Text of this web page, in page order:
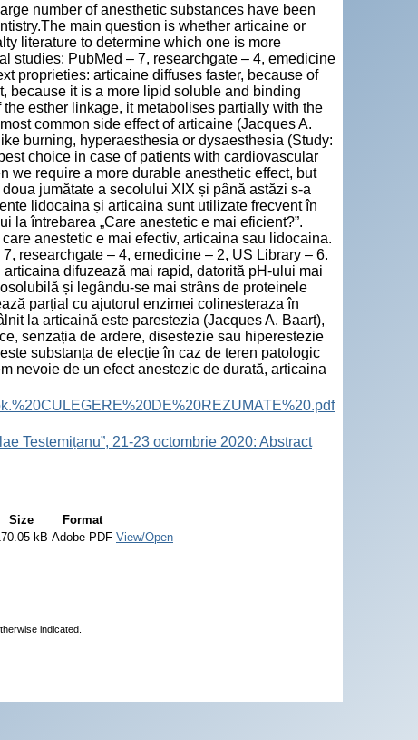
number of anesthetic substances have been
main question is whether articaine or
literature to determine which one is more
studies: PubMed – 7, researchgate – 4, emedicine
proprieties: articaine diffuses faster, because of
because it is a more lipid soluble and binding
esther linkage, it metabolises partially with the
common side effect of articaine (Jacques A.
burning, hyperaesthesia or dysaesthesia (Study:
choice in case of patients with cardiovascular
we require a more durable anesthetic effect, but
jumătate a secolului XIX și până astăzi s-a
lidocaina și articaina sunt utilizate frecvent în
întrebarea „Care anestetic e mai eficient?”.
anestetic e mai efectiv, articaina sau lidocaina.
researchgate – 4, emedicine – 2, US Library – 6.
difuzează mai rapid, datorită pH-ului mai
și legându-se mai strâns de proteinele
parțial cu ajutorul enzimei colinesteraza în
la articaină este parestezia (Jacques A. Baart),
senzația de ardere, disestezie sau hiperestezie
substanța de elecție în caz de teren patologic
nevoie de un efect anestezic de durată, articaina
Testemițanu”, 21-23 octombrie 2020: Abstract
Size
Format
kB Adobe PDF View/Open
indicated.